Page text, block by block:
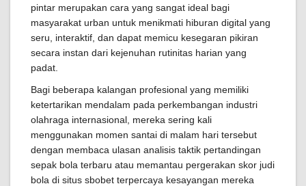
pintar merupakan cara yang sangat ideal bagi
masyarakat urban untuk menikmati hiburan digital yang
seru, interaktif, dan dapat memicu kesegaran pikiran
secara instan dari kejenuhan rutinitas harian yang
padat.
Bagi beberapa kalangan profesional yang memiliki
ketertarikan mendalam pada perkembangan industri
olahraga internasional, mereka sering kali
menggunakan momen santai di malam hari tersebut
dengan membaca ulasan analisis taktik pertandingan
sepak bola terbaru atau memantau pergerakan skor judi
bola di situs sbobet terpercaya kesayangan mereka